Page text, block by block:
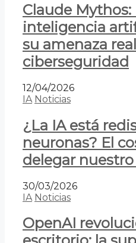
Claude
inteligencia
su amenaza
ciberseguridad
12/04/2026
IA Noticias
¿La IA está
neuronas? El
delegar
30/03/2026
IA Noticias
OpenAI